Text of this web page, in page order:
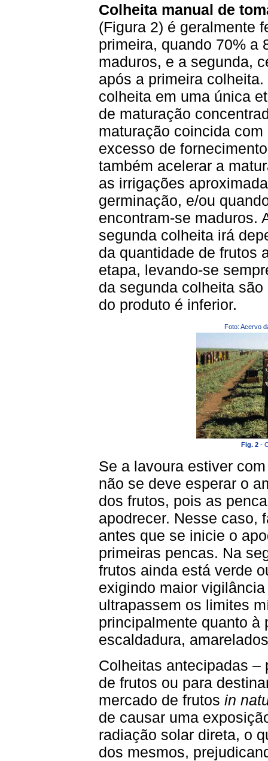
Colheita manual de
(Figura 2) é geralmente
primeira, quando 70% a
maduros, e a segunda,
após a primeira
colheita em uma única
de maturação
maturação coincida
excesso de
também acelerar a
as irrigações
germinação, e/ou
encontram-se maduros.
segunda colheita irá
da quantidade de frutos
etapa, levando-se
da segunda colheita
do produto é inferior.
Foto: Acervo
Fig. 2 -
Se a lavoura estiver
não se deve esperar o
dos frutos, pois as
apodrecer. Nesse caso,
antes que se inicie o
primeiras pencas. Na
frutos ainda está verde
exigindo maior
ultrapassem os limites
principalmente quanto à
escaldadura,
Colheitas antecipadas –
de frutos ou para
mercado de frutos in
de causar uma
radiação solar direta, o
dos mesmos,